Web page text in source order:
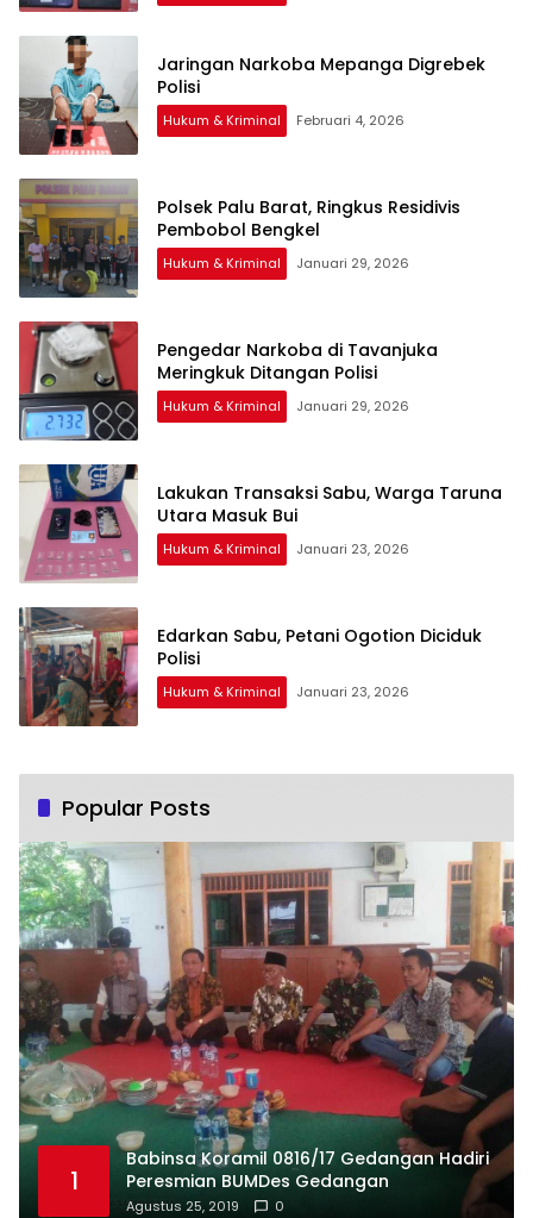
Jaringan Narkoba Mepanga Digrebek
Polisi
Hukum & Kriminal Februari 4, 2026
Polsek Palu Barat, Ringkus Residivis
Pembobol Bengkel
Hukum & Kriminal Januari 29, 2026
Pengedar Narkoba di Tavanjuka
Meringkuk Ditangan Polisi
Hukum & Kriminal Januari 29, 2026
Lakukan Transaksi Sabu, Warga Taruna
Utara Masuk Bui
Hukum & Kriminal Januari 23, 2026
Edarkan Sabu, Petani Ogotion Diciduk
Polisi
Hukum & Kriminal Januari 23, 2026
Popular Posts
1
Babinsa Koramil 0816/17 Gedangan Hadiri
Peresmian BUMDes Gedangan
Agustus 25, 2019 0